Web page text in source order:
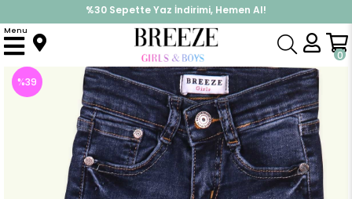
%30 Sepette Yaz İndirimi, Hemen Al!
İndirimlere ek %10 İndirimi Kap, Hemen Üye Ol!
0
Menu
Anasayfa Alt Giyim Tayt
%39